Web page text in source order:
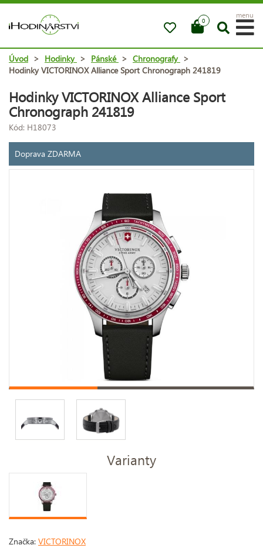
0
menu
Úvod > Hodinky > Pánské > Chronografy >
Hodinky VICTORINOX Alliance Sport Chronograph 241819
Hodinky VICTORINOX Alliance Sport
Chronograph 241819
Kód: H18073
Doprava ZDARMA
Varianty
Značka: VICTORINOX